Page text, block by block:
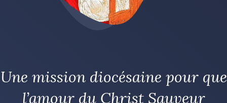
Une mission diocésaine pour que
l’amour du Christ Sauveur